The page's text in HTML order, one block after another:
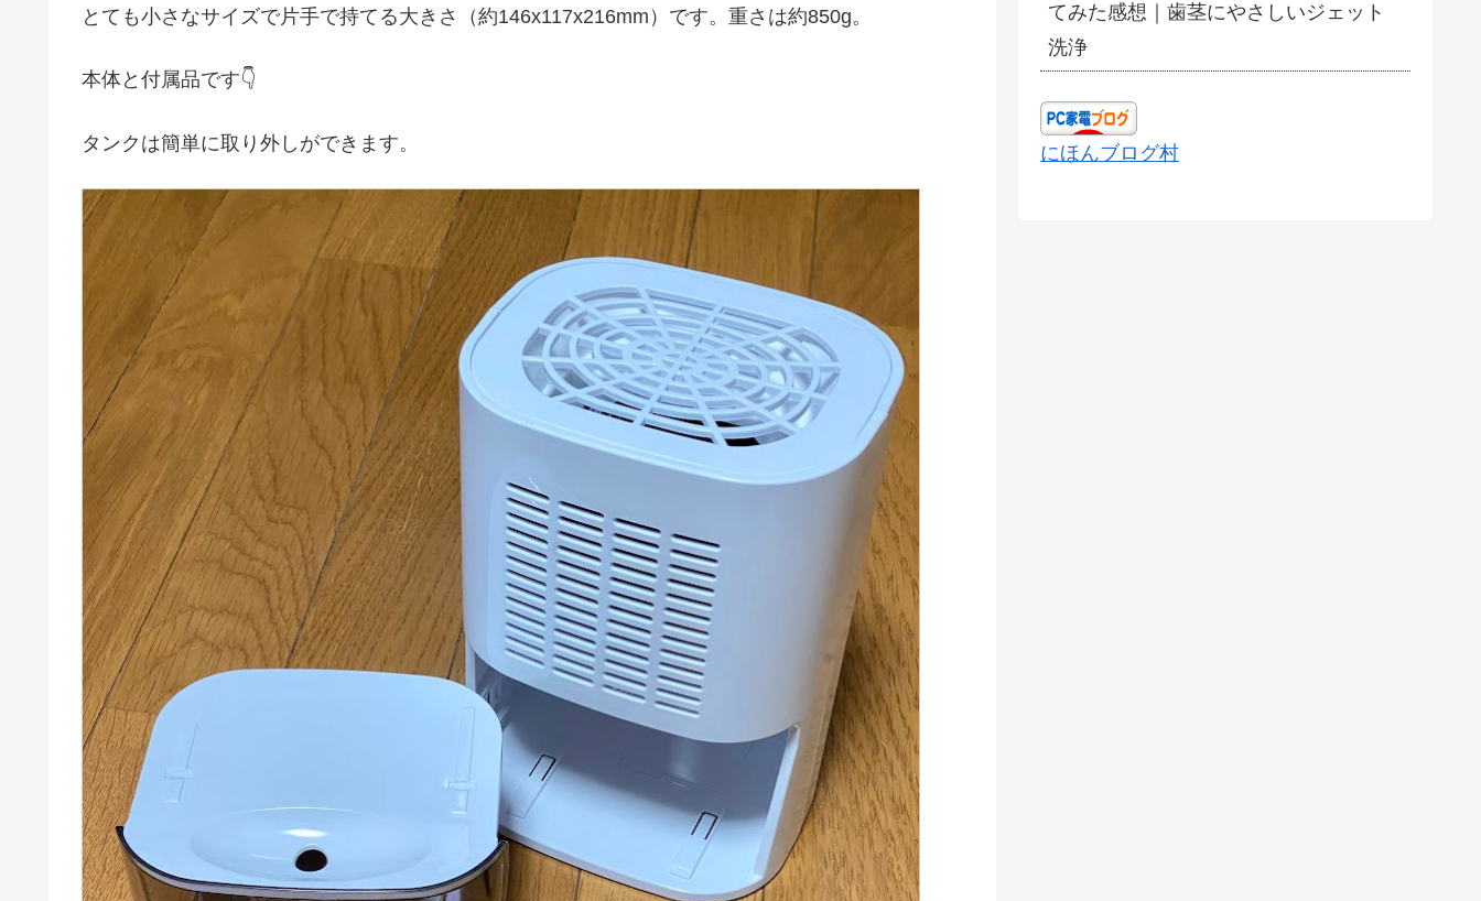
とても小さなサイズで片手で持てる大きさ（約146x117x216mm）です。重さは約850g。
本体と付属品です👇
タンクは簡単に取り外しができます。
てみた感想｜歯茎にやさしいジェット
洗浄
にほんブログ村